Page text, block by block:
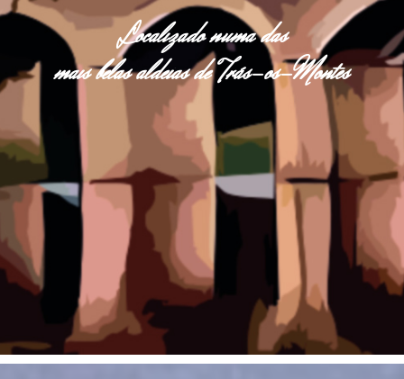
Localizado numa das
mais belas aldeias de Trás-os-Montes